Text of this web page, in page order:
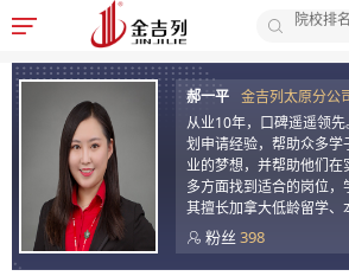
签证办理
申请时
申请材
留学费用
郝
列
郝一平
金吉列太原分公
从业10年，口碑遥遥领
划申请经验，帮助众多
业的梦想，并帮助他们
多方面找到适合的岗位
其擅长加拿大低龄留学、
证等案子，多次带领团
座右铭：我坚持，做的比
粉丝 398